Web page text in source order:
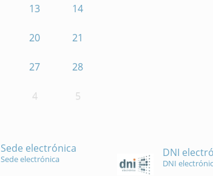
13 14
20 21
27 28
4 5
Sede electrónica
Sede electrónica DNI
DNI